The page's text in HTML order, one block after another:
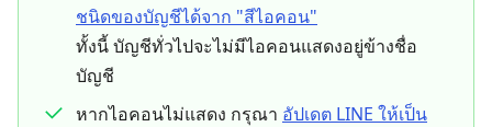
ชนิดของบัญชีได้จาก "สีไอคอน"
ทั้งนี้ บัญชีทั่วไปจะไม่มีไอคอนแสดงอยู่ข้างชื่อ
บัญชี
หากไอคอนไม่แสดง กรุณา อัปเดต LINE ให้เป็น